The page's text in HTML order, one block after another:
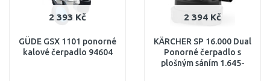
2 393 Kč
GÜDE GSX 1101 ponorné
kalové čerpadlo 94604
2 394 Kč
KÄRCHER SP 16.000 Dual
Ponorné čerpadlo s
plošným sáním 1.645-